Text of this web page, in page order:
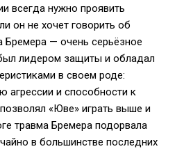
всегда нужно проявить
он не хочет говорить об
Бремера — очень серьёзное
лидером защиты и обладал
в своем роде:
агрессии и способности к
«Юве» играть выше и
травма Бремера подорвала
в большинстве последних